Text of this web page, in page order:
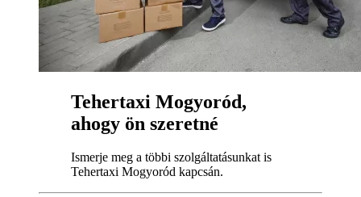
Tehertaxi Mogyoród,
ahogy ön szeretné
Ismerje meg a többi szolgáltatásunkat is
Tehertaxi Mogyoród kapcsán.